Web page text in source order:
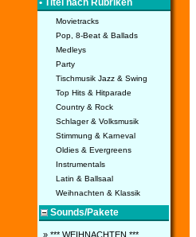
• Titel nach Rubriken
Movietracks
Pop, 8-Beat & Ballads
Medleys
Party
Tischmusik Jazz & Swing
Top Hits & Hitparade
Country & Rock
Schlager & Volksmusik
Stimmung & Karneval
Oldies & Evergreens
Instrumentals
Latin & Ballsaal
Weihnachten & Klassik
Sounds/Pakete
» *** WEIHNACHTEN ***